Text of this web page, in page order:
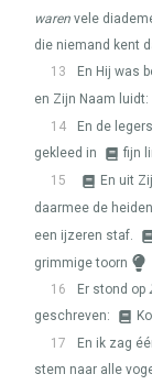
waren vele
die niemand kent
13
En Hij was
en Zijn Naam luidt:
14
En de
gekleed in
fijn
15
En uit
daarmee de
een ijzeren staf.
grimmige toorn
16
Er stond op
geschreven:
17
En ik zag
stem naar alle